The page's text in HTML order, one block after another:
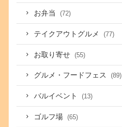
お弁当 (72)
テイクアウトグルメ (77)
お取り寄せ (55)
グルメ・フードフェス (89)
バルイベント (13)
ゴルフ場 (65)